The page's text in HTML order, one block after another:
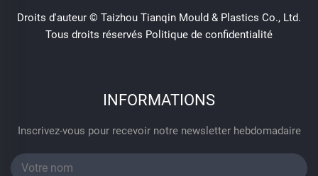
Droits d'auteur © Taizhou Tianqin Mould & Plastics Co., Ltd.
Tous droits réservés Politique de confidentialité
INFORMATIONS
Inscrivez-vous pour recevoir notre newsletter hebdomadaire